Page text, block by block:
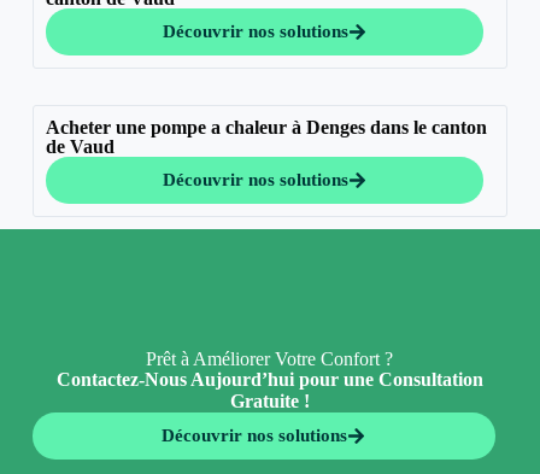
Découvrir nos solutions
Acheter une pompe a chaleur à Denges dans le canton
de Vaud
Découvrir nos solutions
Prêt à Améliorer Votre Confort ?
Contactez-Nous Aujourd’hui pour une Consultation
Gratuite !
Découvrir nos solutions